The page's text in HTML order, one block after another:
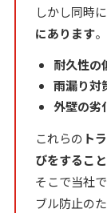
しかし同時
にあります。
耐久性の
雨漏り対
外壁の劣
これらの ト
びをするこ
そこで当社
ブル防止の